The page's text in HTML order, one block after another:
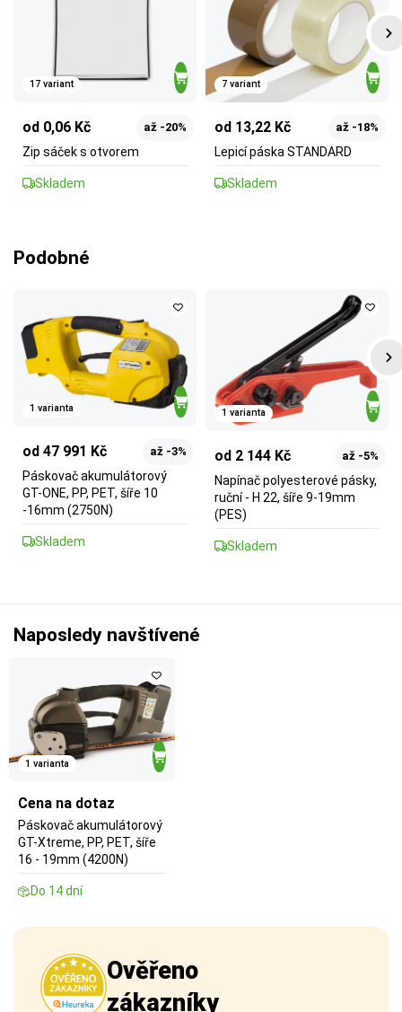
17 variant
od 0,06 Kč až -20%
Zip sáček s otvorem
Skladem
7 variant
od 13,22 Kč až -18%
Lepicí páska STANDARD
Skladem
Podobné
1 varianta
od 47 991 Kč až -3%
Páskovač akumulátorový
GT-ONE, PP, PET, šíře 10
-16mm (2750N)
Skladem
1 varianta
od 2 144 Kč až -5%
Napínač polyesterové pásky,
ruční - H 22, šíře 9-19mm
(PES)
Skladem
Naposledy navštívené
1 varianta
Cena na dotaz
Páskovač akumulátorový
GT-Xtreme, PP, PET, šíře
16 - 19mm (4200N)
Do 14 dní
Ověřeno
zákazníky